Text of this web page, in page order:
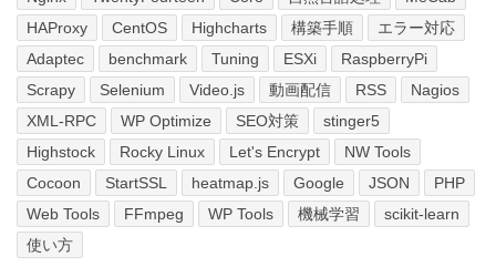
HAProxy
CentOS Highcharts 構築手順
エラー対応
Adaptec
benchmark Tuning ESXi
RaspberryPi
Scrapy
Selenium Video.js 動画配信 RSS
Nagios
XML-RPC
WP Optimize SEO対策
stinger5
Highstock
Rocky Linux Let's Encrypt
NW Tools
Cocoon
StartSSL heatmap.js Google JSON
PHP
Web Tools
FFmpeg WP Tools 機械学習
scikit-learn
使い方